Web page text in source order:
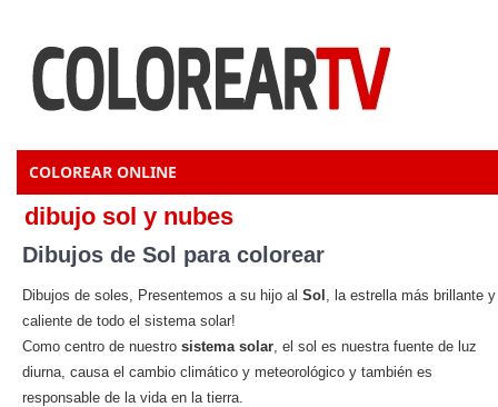
COLOREAR ONLINE
dibujo sol y nubes
Dibujos de Sol para colorear
Dibujos de soles, Presentemos a su hijo al Sol , la estrella más brillante y
caliente de todo el sistema solar!
Como centro de nuestro sistema solar, el sol es nuestra fuente de luz
diurna, causa el cambio climático y meteorológico y también es
responsable de la vida en la tierra.